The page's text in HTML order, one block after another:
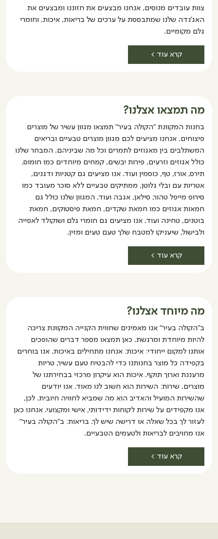
צוות עובדים מנוסים, אנחנו מבצעים את חזוננו ומבצעים את
האג'נדה שלנו שמתבססת על ערכים של בריאות, איכות, וחומרי
גלם מקומיים.
קרא עוד >
מה תמצאו אצלנו?
בחנות המקוונת "הקולה בעיר" תמצאו מגוון עשיר של מוצרים
פיצוחים. אנחנו מציעים לכם מגוון מוצרים טבעיים ובריאים
המשתלבים בין מאגוזים לתמרים וכל מה שביניהם. המבחר שלנו
כולל אגוזים וזרעים, פירות יבשים, קמחים מיוחדים כמו חומוס,
תירס, אורז, טף, כוסמין ועוד. אנו מציעים גם קטניות ודגנים,
אטריות עם ובלי גלוטן, ממתיקים טבעיים ללא סוכר מעובד כמו
סירופ מייפל טהור, סילאן, אגבה ועוד. המגוון שלנו כולל גם
חמאות אגוזים כמו חמאת שקדים, חמאת פיסטוקים, חמאת
בוטנים, טחינה ועוד. אנו מציעים גם חומרי גלם ושוקולד לאפייה
ולבישול, שיעניקו למטבח שלך טעם טעים ומזין.
קרא עוד >
מה מיוחד אצלנו?
ב"הקולה בעיר" אנו מאמינים שחווית הקנייה המקוונת צריכה
להיות מיוחדת ומרגשת. כאן תמצאו מספר דברים שהופכים
אותנו למקום ייחודי: איכות: אנחנו מתחילים באיכות. אנו בוחרים
בקפידה כל מוצר בחנותנו כדי להבטיח טעם עשיר, טריות
מרעננת וארוך תוקף. איכות הוא עיקרון מרכזי בבחירתנו של
מוצרים. שירות: השירות הוא חשוב לנו מאוד. אנו יודעים
שהשירות המועיל והאדיב הוא מה שמביא לחוויה חיובית. לכן,
אנו מקפידים על שירות לקוחות ידידותי, אישי ומקצועי. אנחנו כאן
לעזור לך בכל שאלה או דרישה שיש לך. בריאות: ב"הקולה בעיר"
אנו מחויבים לבריאות ולטעמים הטבעיים.
קרא עוד >